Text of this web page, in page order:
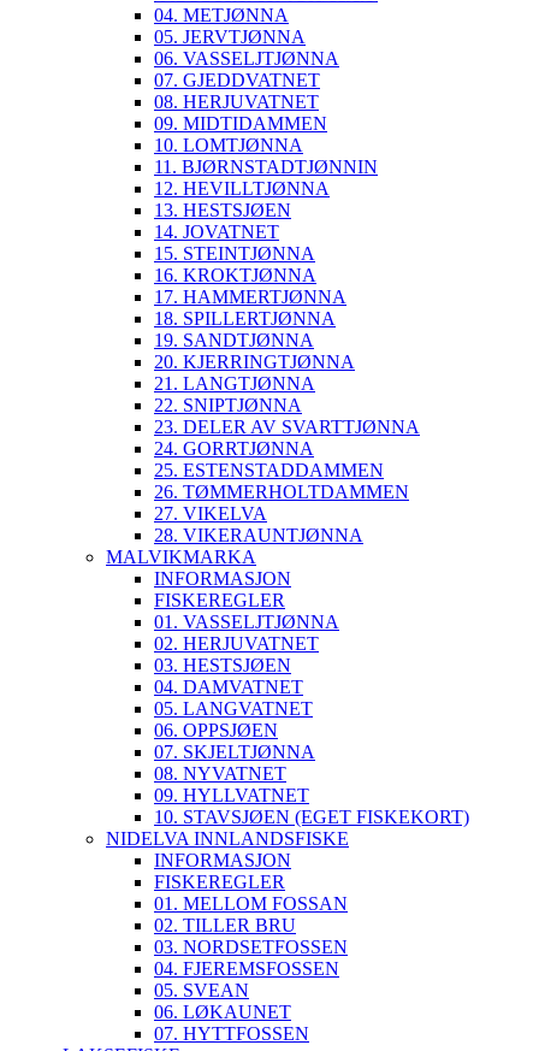
04. METJØNNA
05. JERVTJØNNA
06. VASSELJTJØNNA
07. GJEDDVATNET
08. HERJUVATNET
09. MIDTIDAMMEN
10. LOMTJØNNA
11. BJØRNSTADTJØNNIN
12. HEVILLTJØNNA
13. HESTSJØEN
14. JOVATNET
15. STEINTJØNNA
16. KROKTJØNNA
17. HAMMERTJØNNA
18. SPILLERTJØNNA
19. SANDTJØNNA
20. KJERRINGTJØNNA
21. LANGTJØNNA
22. SNIPTJØNNA
23. DELER AV SVARTTJØNNA
24. GORRTJØNNA
25. ESTENSTADDAMMEN
26. TØMMERHOLTDAMMEN
27. VIKELVA
28. VIKERAUNTJØNNA
MALVIKMARKA
INFORMASJON
FISKEREGLER
01. VASSELJTJØNNA
02. HERJUVATNET
03. HESTSJØEN
04. DAMVATNET
05. LANGVATNET
06. OPPSJØEN
07. SKJELTJØNNA
08. NYVATNET
09. HYLLVATNET
10. STAVSJØEN (EGET FISKEKORT)
NIDELVA INNLANDSFISKE
INFORMASJON
FISKEREGLER
01. MELLOM FOSSAN
02. TILLER BRU
03. NORDSETFOSSEN
04. FJEREMSFOSSEN
05. SVEAN
06. LØKAUNET
07. HYTTFOSSEN